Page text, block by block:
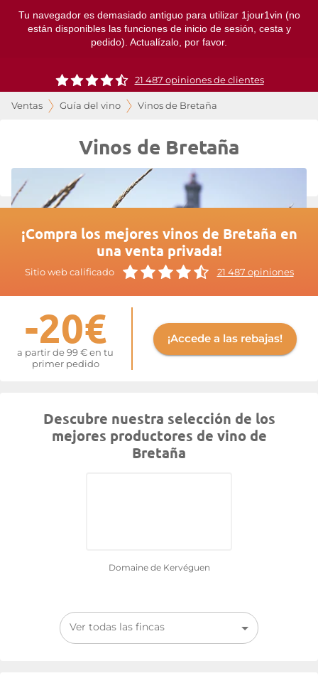
Tu navegador es demasiado antiguo para utilizar 1jour1vin (no
están disponibles las funciones de inicio de sesión, cesta y
pedido). Actualízalo, por favor.
21 487 opiniones de clientes
Ventas Guía del vino Vinos de Bretaña
Vinos de Bretaña
¡Compra los mejores vinos de Bretaña en
una venta privada!
Sitio web calificado 21 487 opiniones
-20€
a partir de 99 € en tu
primer pedido
¡Accede a las rebajas!
Descubre nuestra selección de los
mejores productores de vino de
Bretaña
Domaine de Kervéguen
Ver todas las fincas